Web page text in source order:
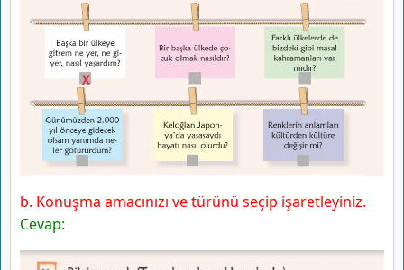
b. Konuşma amacınızı ve türünü seçip işaretleyiniz.
Cevap: